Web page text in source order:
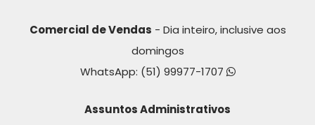
Comercial de Vendas - Dia inteiro, inclusive aos
domingos
WhatsApp: (51) 99977-1707
Assuntos Administrativos